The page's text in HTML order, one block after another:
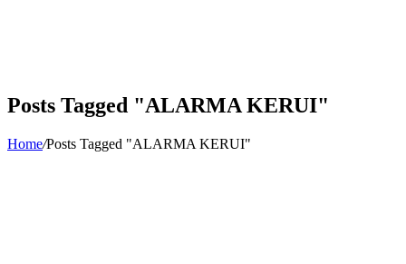
Posts Tagged "ALARMA KERUI"
Home/Posts Tagged "ALARMA KERUI"